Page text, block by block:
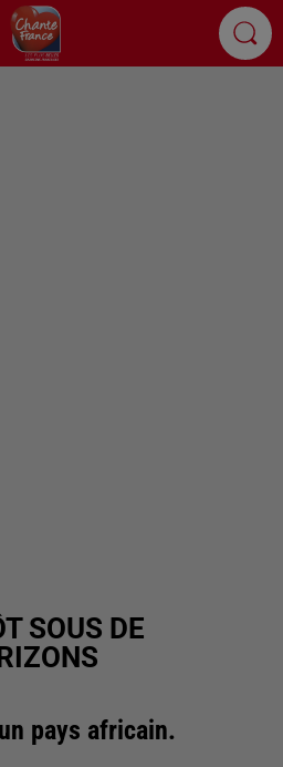
SOUS DE
pays africain.